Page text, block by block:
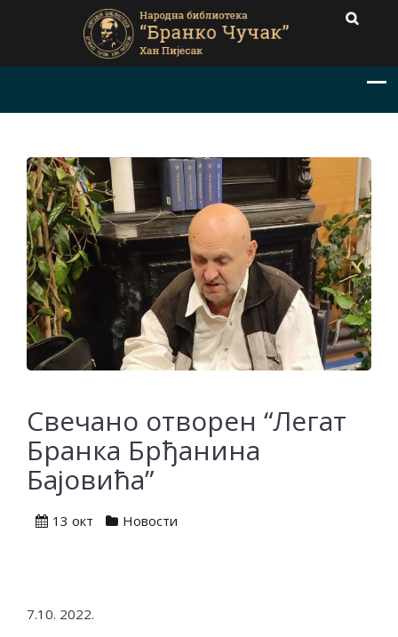
Свечано отворен “Легат
Бранка Брђанина
Бајовића”
13 окт Новости
7.10. 2022.